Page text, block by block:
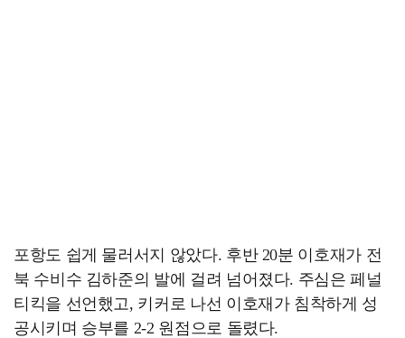
포항도 쉽게 물러서지 않았다. 후반 20분 이호재가 전
북 수비수 김하준의 발에 걸려 넘어졌다. 주심은 페널
티킥을 선언했고, 키커로 나선 이호재가 침착하게 성
공시키며 승부를 2-2 원점으로 돌렸다.